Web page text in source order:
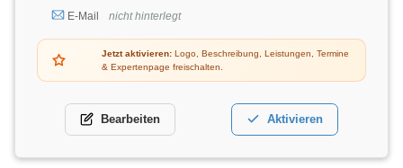
E-Mail
nicht hinterlegt
Jetzt aktivieren: Logo, Beschreibung, Leistungen, Termine
& Expertenpage freischalten.
Bearbeiten Aktivieren